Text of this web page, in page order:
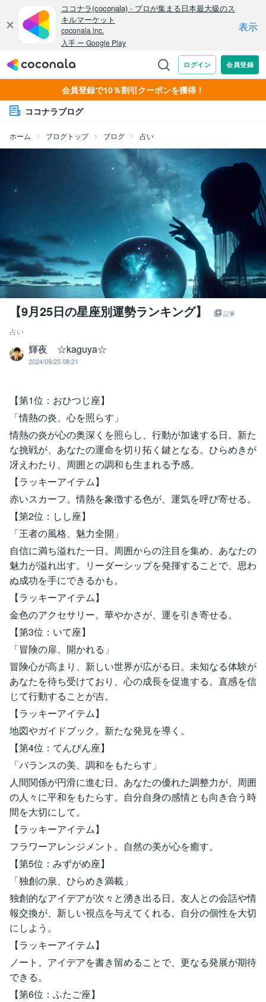
会員登録で10％割引クーポンを獲得！
ココナラブログ
ホーム ブログトップ ブログ 占い
【9月25日の星座別運勢ランキング】 記事
占い
輝夜 ☆kaguya☆
2024/09/25 08:21
【第1位：おひつじ座】
「情熱の炎、心を照らす」
情熱の炎が心の奥深くを照らし、行動が加速する日。新た
な挑戦が、あなたの運命を切り拓く鍵となる。ひらめきが
冴えわたり、周囲との調和も生まれる予感。
【ラッキーアイテム】
赤いスカーフ。情熱を象徴する色が、運気を呼び寄せる。
【第2位：しし座】
「王者の風格、魅力全開」
自信に満ち溢れた一日。周囲からの注目を集め、あなたの
魅力が溢れ出す。リーダーシップを発揮することで、思わ
ぬ成功を手にできるかも。
【ラッキーアイテム】
金色のアクセサリー。華やかさが、運を引き寄せる。
【第3位：いて座】
「冒険の扉、開かれる」
冒険心が高まり、新しい世界が広がる日。未知なる体験が
あなたを待ち受けており、心の成長を促進する。直感を信
じて行動することが吉。
【ラッキーアイテム】
地図やガイドブック。新たな発見を導く。
【第4位：てんびん座】
「バランスの美、調和をもたらす」
人間関係が円滑に進む日。あなたの優れた調整力が、周囲
の人々に平和をもたらす。自分自身の感情とも向き合う時
間を大切にして。
【ラッキーアイテム】
フラワーアレンジメント。自然の美が心を癒す。
【第5位：みずがめ座】
「独創の泉、ひらめき満載」
独創的なアイデアが次々と湧き出る日。友人との会話や情
報交換が、新しい視点を与えてくれる。自分の個性を大切
にしよう。
【ラッキーアイテム】
ノート。アイデアを書き留めることで、更なる発展が期待
できる。
【第6位：ふたご座】